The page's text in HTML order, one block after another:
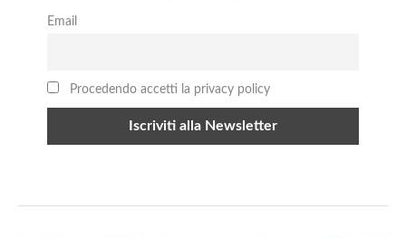
Email
Procedendo accetti la privacy policy